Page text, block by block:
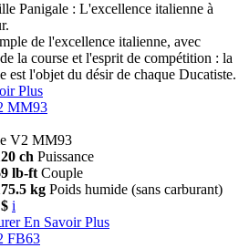
Panigale : L'excellence italienne à
de l'excellence italienne, avec
la course et l'esprit de compétition : la
est l'objet du désir de chaque Ducatiste.
Plus
MM93
V2 MM93
ch Puissance
lb-ft Couple
kg Poids humide (sans carburant)
i
En Savoir Plus
FB63